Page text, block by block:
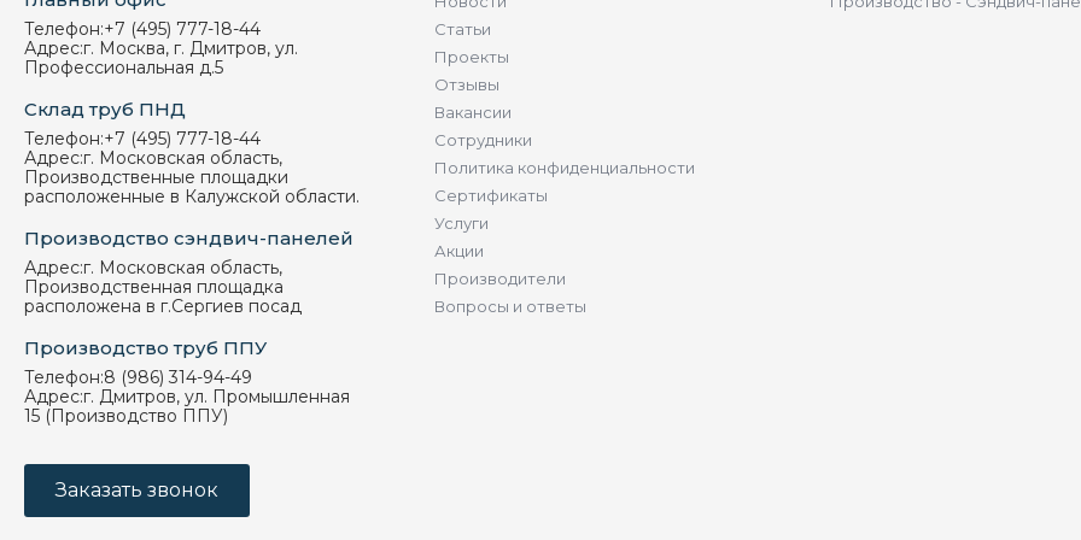
Телефон:+7 (495) 777-18-44
Адрес:г. Москва, г. Дмитров, ул.
Профессиональная д.5
Склад труб ПНД
Телефон:+7 (495) 777-18-44
Адрес:г. Московская область,
Производственные площадки
расположенные в Калужской области.
Производство сэндвич-панелей
Адрес:г. Московская область,
Производственная площадка
расположена в г.Сергиев посад
Производство труб ППУ
Телефон:8 (986) 314-94-49
Адрес:г. Дмитров, ул. Промышленная
15 (Производство ППУ)
Статьи
Проекты
Отзывы
Вакансии
Сотрудники
Политика конфиденциальности
Сертификаты
Услуги
Акции
Производители
Вопросы и ответы
Заказать звонок